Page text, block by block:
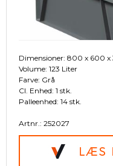
Dimensioner: 800 x 600
Volume: 123 Liter
Farve: Grå
Cl. Enhed: 1 stk.
Palleenhed: 14 stk.
Artnr.: 252027